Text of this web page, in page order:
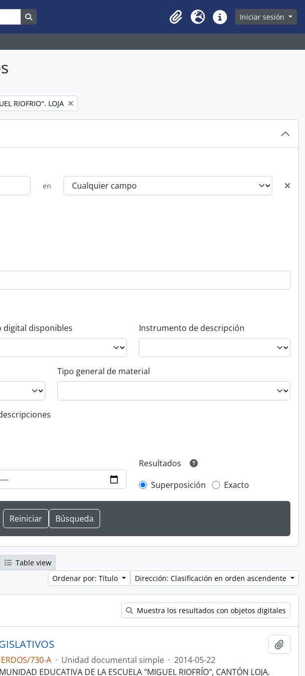
Clipboard
Idioma Enlaces rápidos
Iniciar sesión
RIOFRIO". LOJA
en
digital disponibles Instrumento de descripción
Tipo general de material
Resultados
Superposición
Exacto
Table view
Ordenar por: Título
Dirección: Clasificación en orden ascendente
Muestra los resultados con objetos digitales
730-A · Unidad documental simple · 2014-05-22
EDUCATIVA DE LA ESCUELA "MIGUEL RIOFRÍO", CANTÓN LOJA.